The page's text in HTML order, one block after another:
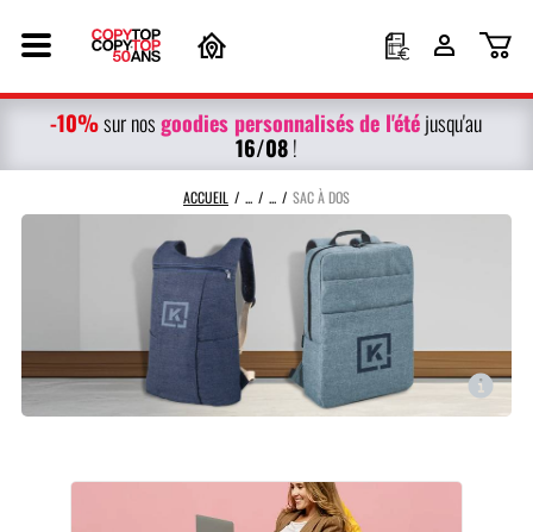
-10%sur nosgoodies personnalisésde l'étéjusqu'au
16/08!
ACCUEIL SAC À DOS